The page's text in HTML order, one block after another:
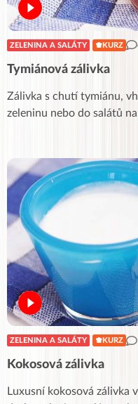
ZELENINA A SALÁTY KURZ
Tymiánová zálivka
Zálivka s chutí tymiánu,
zeleninu nebo do salátů
ZELENINA A SALÁTY KURZ
Kokosová zálivka
Luxusní kokosová zálivka